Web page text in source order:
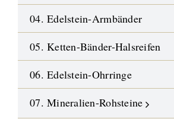
04. Edelstein-Armbänder
05. Ketten-Bänder-Halsreifen
06. Edelstein-Ohrringe
07. Mineralien-Rohsteine